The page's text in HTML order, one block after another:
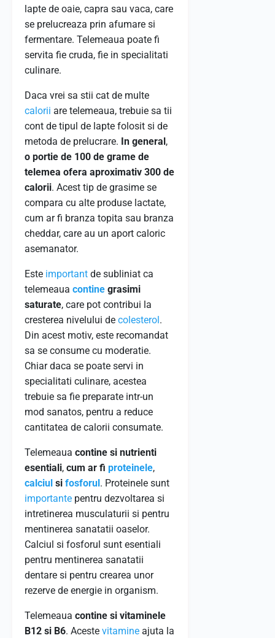
lapte de oaie, capra sau vaca, care
se prelucreaza prin afumare si
fermentare. Telemeaua poate fi
servita fie cruda, fie in specialitati
culinare.
Daca vrei sa stii cat de multe
calorii are telemeaua, trebuie sa tii
cont de tipul de lapte folosit si de
metoda de prelucrare. In general,
o portie de 100 de grame de
telemea ofera aproximativ 300 de
calorii. Acest tip de grasime se
compara cu alte produse lactate,
cum ar fi branza topita sau branza
cheddar, care au un aport caloric
asemanator.
Este important de subliniat ca
telemeaua contine grasimi
saturate, care pot contribui la
cresterea nivelului de colesterol.
Din acest motiv, este recomandat
sa se consume cu moderatie.
Chiar daca se poate servi in
specialitati culinare, acestea
trebuie sa fie preparate intr-un
mod sanatos, pentru a reduce
cantitatea de calorii consumate.
Telemeaua contine si nutrienti
esentiali, cum ar fi proteinele,
calciul si fosforul. Proteinele sunt
importante pentru dezvoltarea si
intretinerea musculaturii si pentru
mentinerea sanatatii oaselor.
Calciul si fosforul sunt esentiali
pentru mentinerea sanatatii
dentare si pentru crearea unor
rezerve de energie in organism.
Telemeaua contine si vitaminele
B12 si B6. Aceste vitamine ajuta la